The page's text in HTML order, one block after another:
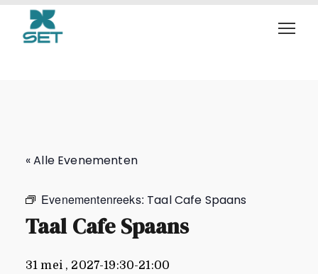
Taal Cafe Spaans
« Alle Evenementen
Evenementenreeks: Taal Cafe Spaans
Taal Cafe Spaans
31 mei , 2027-19:30-21:00